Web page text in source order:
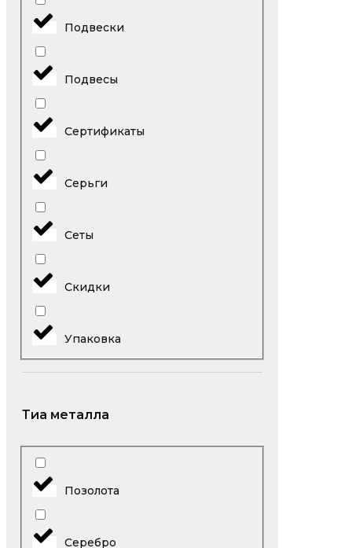
Подвески
Подвесы
Сертификаты
Серьги
Сеты
Скидки
Упаковка
Тиа металла
Позолота
Серебро